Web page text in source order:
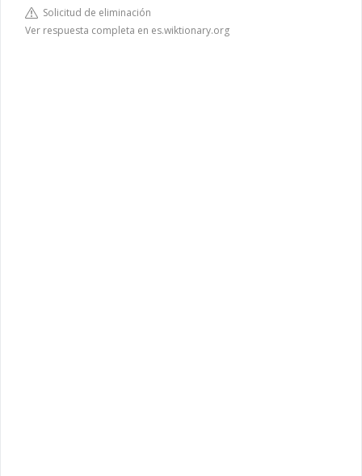
Solicitud de eliminación
Ver respuesta completa en es.wiktionary.org